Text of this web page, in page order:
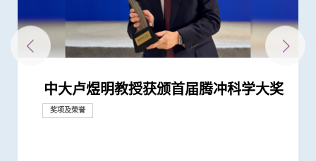
中大卢煜明教授获颁首届腾冲科学大奖
奖项及荣誉
中大卢煜明教授获颁有「美国最高荣誉
生物医学科学奖」之称的「拉斯克奖」
中大医学院卢煜明教授成史上首名生物
学科「皇家奖章」华人得主
中大医学院卢煜明教授荣获有「科学界
奥斯卡」之称的「科学突破奖」
中大卢煜明教授再度获选「全球20位顶
尖转化研究科学家」
中大卢煜明教授获颁首届「未来科学大
奖」 从事产前检测研究逾廿载 「科
学是我生命中不可分割的一部分」
开创无创性产前检查 中大卢煜明教授
膺选美国国家科学院院士
中大率先推出无创性唐氏综合症产前诊
断服务 革命性研究成果推展至香港及
美国
中大校长卢煜明教授与医学院院长赵伟
仁教授获选为欧洲科学院外籍院士
中大医学院与正大天晴签署合作框架协
议 紧密结合及发挥内地与香港医药创
新科研、人才培训、转化和产业优势
中大医学院获李嘉诚基金会捐赠亚洲首
台Histotripsy 2.0系统 共30名患者获
资助接受组织碎化技术治肝癌
中大研究证实「血浆DNA」筛查能侦测
到早期没有病徵的鼻咽癌 并反映日后
患鼻咽癌风险
中大医学院三位学者荣膺「2020年全球
20位顶尖转化研究科学家」 卢煜明教
授连续五年获选
香港中文大学感谢李嘉诚先生及基金会
捐助3千万港元提升中大李嘉诚健康科
学研究所科研空间及设施
中大医学院两学者荣膺「2019年全球
20位顶尖转化研究科学家」 榜上唯一
亚洲学府 卢煜明教授连续第四年获选
「全球20位顶尖转化研究科学家」 中
大占二席 唯一上榜香港学府 卢煜明教
授连续第三年获选
中大研究获世界顶尖医学期刊推崇
奖项及荣誉
中大医学院两教授齐获「药明康德生命
化学研究奖」
中大完成二万人「血浆DNA」鼻咽癌筛
查研究 大幅推前癌症发现期数
中大卢煜明教授荣获被喻为诺贝尔奖预
测指标的「汤森路透引文桂冠奖」
中大卢煜明教授荣获有「中国诺贝尔」
之称的「未来科学大奖－生命科学奖」
中大卢煜明教授成世界首位华人获美国
临床化学协会Wallace H. Coulter讲学
奖
卢煜明教授获国际奖项 表扬其在个人
化医学领域上杰出成就
基因解码成就「个人化医学」 未来医
学路前瞻：从科学研究到临床应用
中大卢煜明教授夺费萨尔国王国际医学
奖
中大推全港大型「鼻咽癌血液测试研究
计划」 现招募二万名市民参与 冀有效
侦测早期患者
中文大学医学院赵慧君教授荣获「中国
青年女科学家奖」最新研究突破 成功
发展血浆DNA测试以扫描癌症
本地女青年科学家扬威海外 中大医学
院赵慧君教授连夺两项国际科研大奖